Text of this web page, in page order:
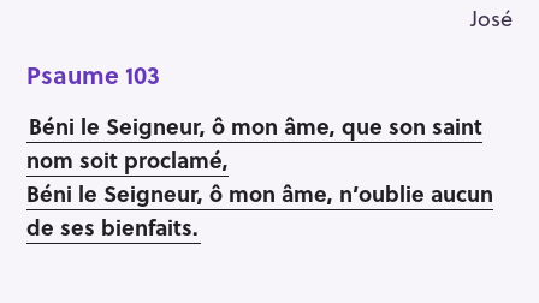
José
Psaume 103
Béni le Seigneur, ô mon âme, que son saint
nom soit proclamé,
Béni le Seigneur, ô mon âme, n’oublie aucun
de ses bienfaits.